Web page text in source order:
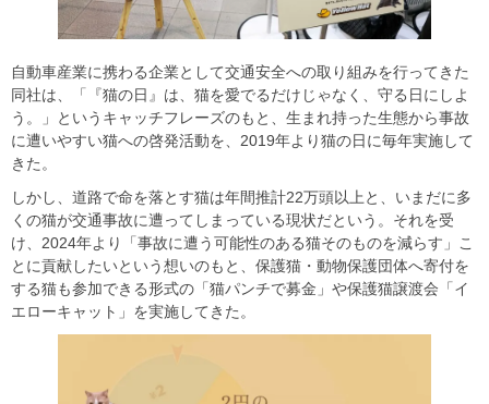
自動車産業に携わる企業として交通安全への取り組みを行ってきた
同社は、「『猫の日』は、猫を愛でるだけじゃなく、守る日にしよ
う。」というキャッチフレーズのもと、生まれ持った生態から事故
に遭いやすい猫への啓発活動を、2019年より猫の日に毎年実施して
きた。
しかし、道路で命を落とす猫は年間推計22万頭以上と、いまだに多
くの猫が交通事故に遭ってしまっている現状だという。それを受
け、2024年より「事故に遭う可能性のある猫そのものを減らす」こ
とに貢献したいという想いのもと、保護猫・動物保護団体へ寄付を
する猫も参加できる形式の「猫パンチで募金」や保護猫譲渡会「イ
エローキャット」を実施してきた。